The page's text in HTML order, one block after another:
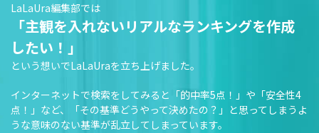
LaLaUra編集部では
「主観を入れないリアルなランキングを作成
したい！」
という想いでLaLaUraを立ち上げました。
インターネットで検索をしてみると「的中率5点！」や「安全性4
点！」など、「その基準どうやって決めたの？」と思ってしまうよ
うな意味のない基準が乱立してしまっています。